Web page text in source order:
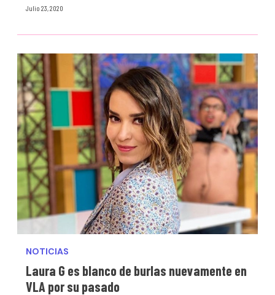
Julio 23, 2020
NOTICIAS
Laura G es blanco de burlas nuevamente en
VLA por su pasado